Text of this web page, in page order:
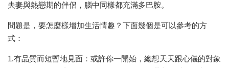
夫妻與熱戀期的伴侶，腦中同樣都充滿多巴胺。
問題是，要怎麼樣增加生活情趣？下面幾個是可以參考的方
式：
1.有品質而短暫地見面：或許你一開始，總想天天跟心儀的對象